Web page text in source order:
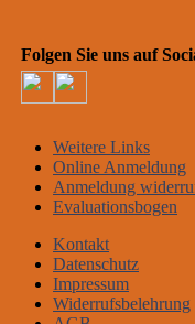
Folgen Sie uns auf
Weitere Links
Online Anmeldung
Anmeldung
Evaluationsbogen
Kontakt
Datenschutz
Impressum
Widerrufsbelehrung